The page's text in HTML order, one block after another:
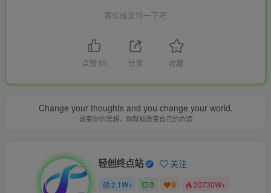
喜欢就支持一下吧
点赞 55 分享 收藏
Change your thoughts and you change your world.
改变你的思想，你就能改变自己的命运
轻创终点站 关注
2.1W+ 0 9 20730W+